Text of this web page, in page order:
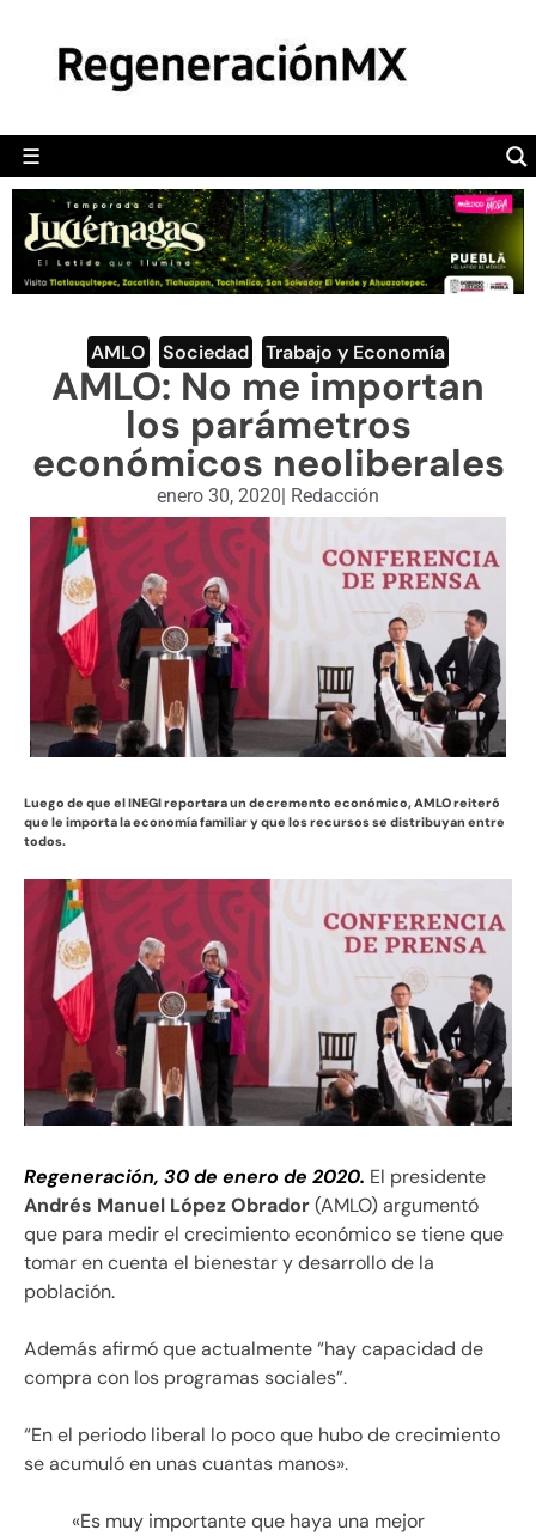
☰
POLÍTICA
CAMALEÓN
OPINIÓN
DEPORTES
ENGLISH SECTION
VIDEOS
AMLO Sociedad Trabajo y Economía
AMLO: No me importan
los parámetros
económicos neoliberales
enero 30, 2020| Redacción
Luego de que el INEGI reportara un decremento económico, AMLO reiteró
que le importa la economía familiar y que los recursos se distribuyan entre
todos.
Regeneración, 30 de enero de 2020. El presidente
Andrés Manuel López Obrador(AMLO) argumentó
que para medir el crecimiento económico se tiene que
tomar en cuenta el bienestar y desarrollo de la
población.
Además afirmó que actualmente “hay capacidad de
compra con los programas sociales”.
“En el periodo liberal lo poco que hubo de crecimiento
se acumuló en unas cuantas manos».
«Es muy importante que haya una mejor